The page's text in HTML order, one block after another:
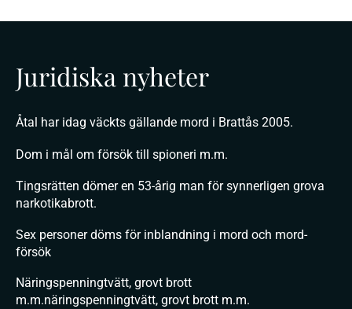
Juridiska nyheter
Åtal har idag väckts gällande mord i Brattås 2005.
Dom i mål om försök till spioneri m.m.
Tingsrätten dömer en 53-årig man för synnerligen grova
narkotikabrott.
Sex personer döms för inblandning i mord och mord-
försök
Näringspenningtvätt, grovt brott
m.m.näringspenningtvätt, grovt brott m.m.